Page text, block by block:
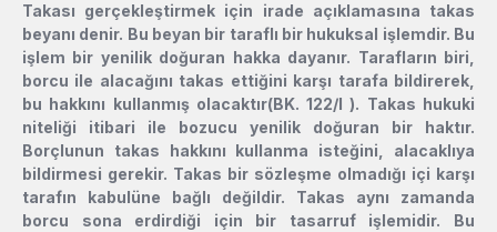
Takası gerçekleştirmek için irade açıklamasına takas
beyanı denir. Bu beyan bir taraflı bir hukuksal işlemdir. Bu
işlem bir yenilik doğuran hakka dayanır. Tarafların biri,
borcu ile alacağını takas ettiğini karşı tarafa bildirerek,
bu hakkını kullanmış olacaktır(BK. 122/I ). Takas hukuki
niteliği itibari ile bozucu yenilik doğuran bir haktır.
Borçlunun takas hakkını kullanma isteğini, alacaklıya
bildirmesi gerekir. Takas bir sözleşme olmadığı içi karşı
tarafın kabulüne bağlı değildir. Takas aynı zamanda
borcu sona erdirdiği için bir tasarruf işlemidir. Bu